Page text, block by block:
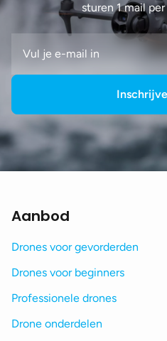
sturen 1 mail
Aanbod
Drones voor gevorderden
Drones voor beginners
Professionele drones
Drone onderdelen